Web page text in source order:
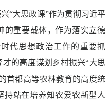
“大思政课”作为贯彻习近平
的重要载体，作为落实立德
代思想政治工作的重要抓
的高度谋划乡村振兴“大思
首都高等农林教育的高度统
持站在培养知农爱农新型人